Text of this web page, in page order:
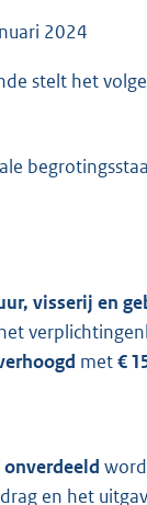
2024
stelt het
visserij en
met€
en het